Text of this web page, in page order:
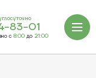
83-01
с 8:00до 21:00